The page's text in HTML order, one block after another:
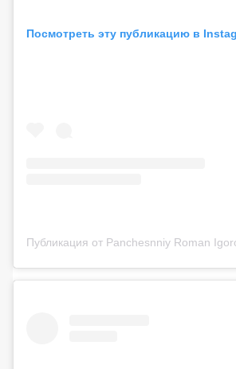
Посмотреть эту публикацию в